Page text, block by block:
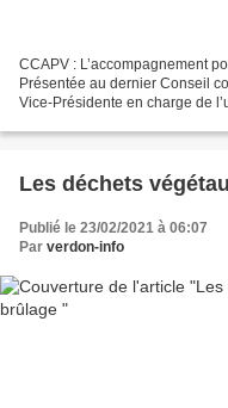
CCAPV : L’accompagnement
Présentée au dernier Conseil
Vice-Présidente en charge de
Publié le 23/02/2021 à 06:07
Par verdon-info